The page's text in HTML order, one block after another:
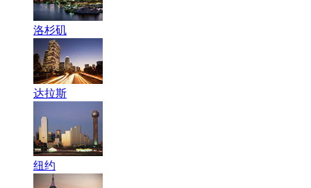
洛杉矶
达拉斯
纽约